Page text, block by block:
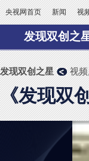
央视网首页 新闻 视
发现双创之
发现双创之星 视
《发现双